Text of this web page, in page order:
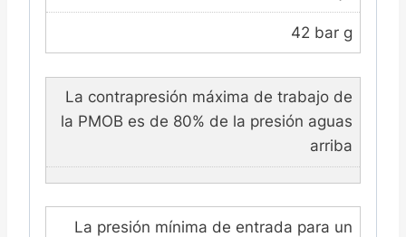
42 bar g
La contrapresión máxima de trabajo de
la PMOB es de 80% de la presión aguas
arriba
La presión mínima de entrada para un